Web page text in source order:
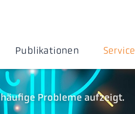
Publikationen Service
Probleme aufzeigt.